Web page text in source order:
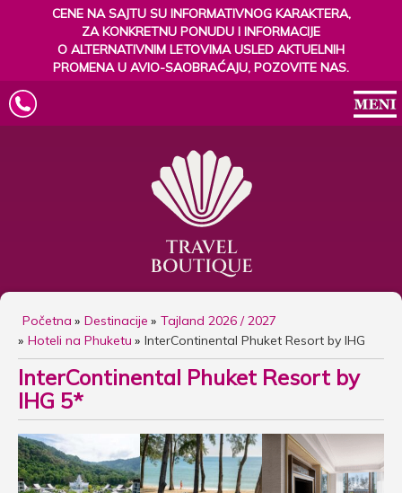
CENE NA SAJTU SU INFORMATIVNOG KARAKTERA,
ZA KONKRETNU PONUDU I INFORMACIJE
O ALTERNATIVNIM LETOVIMA USLED AKTUELNIH
PROMENA U AVIO-SAOBRAĆAJU, POZOVITE NAS.
Početna Destinacije
Tajland 2026 / 2027
Hoteli na Phuketu
InterContinental Phuket Resort by IHG
InterContinental Phuket Resort by
IHG 5*